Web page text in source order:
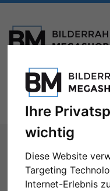
Ihre
wichtig
Diese Website
Targeting
Internet-Erlebnis
Toggle
navigation
Menü
Sie sind hier: Marken
Döhnert